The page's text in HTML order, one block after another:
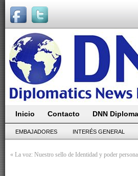
Inicio Contacto DNN
EMBAJADORES INTERÉS GENERAL
« La voz: Nuestro sello de Identidad y poder